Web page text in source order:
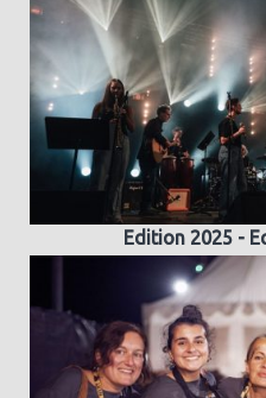
Edition 2025 -